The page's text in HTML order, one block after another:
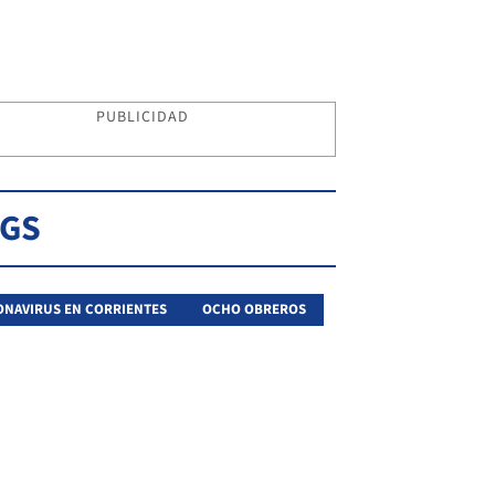
PUBLICIDAD
EN CORRIENTES OCHO OBREROS